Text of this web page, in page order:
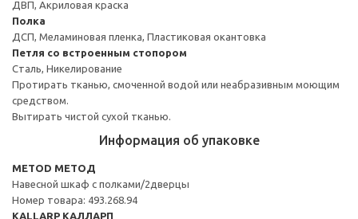
ДВП, Акриловая краска
Полка
ДСП, Меламиновая пленка, Пластиковая окантовка
Петля со встроенным стопором
Сталь, Никелирование
Протирать тканью, смоченной водой или неабразивным моющим
средством.
Вытирать чистой сухой тканью.
Информация об упаковке
METOD МЕТОД
Навесной шкаф с полками/2дверцы
Номер товара: 493.268.94
KALLARP КАЛЛАРП